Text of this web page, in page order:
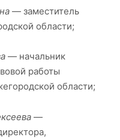
— заместитель
области;
— начальник
работы
области;
—